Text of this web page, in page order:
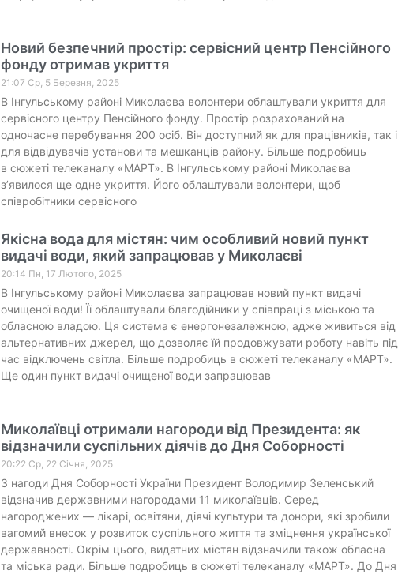
Новий безпечний простір: сервісний центр Пенсійного
фонду отримав укриття
21:07 Ср, 5 Березня, 2025
В Інгульському районі Миколаєва волонтери облаштували укриття для
сервісного центру Пенсійного фонду. Простір розрахований на
одночасне перебування 200 осіб. Він доступний як для працівників, так і
для відвідувачів установи та мешканців району. Більше подробиць
в сюжеті телеканалу «МАРТ». В Інгульському районі Миколаєва
з’явилося ще одне укриття. Його облаштували волонтери, щоб
співробітники сервісного
Якісна вода для містян: чим особливий новий пункт
видачі води, який запрацював у Миколаєві
20:14 Пн, 17 Лютого, 2025
В Інгульському районі Миколаєва запрацював новий пункт видачі
очищеної води! Її облаштували благодійники у співпраці з міською та
обласною владою. Ця система є енергонезалежною, адже живиться від
альтернативних джерел, що дозволяє їй продовжувати роботу навіть під
час відключень світла. Більше подробиць в сюжеті телеканалу «МАРТ».
Ще один пункт видачі очищеної води запрацював
Миколаївці отримали нагороди від Президента: як
відзначили суспільних діячів до Дня Соборності
20:22 Ср, 22 Січня, 2025
З нагоди Дня Соборності України Президент Володимир Зеленський
відзначив державними нагородами 11 миколаївців. Серед
нагороджених — лікарі, освітяни, діячі культури та донори, які зробили
вагомий внесок у розвиток суспільного життя та зміцнення української
державності. Окрім цього, видатних містян відзначили також обласна
та міська ради. Більше подробиць в сюжеті телеканалу «МАРТ». До Дня